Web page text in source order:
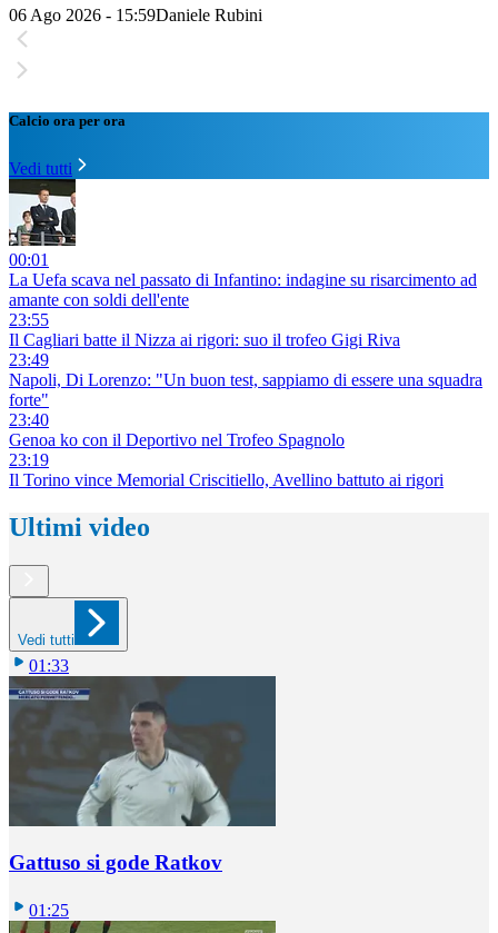
06 Ago 2026 - 15:59Daniele Rubini
Calcio ora per ora
Vedi tutti
00:01
La Uefa scava nel passato di Infantino: indagine su risarcimento ad
amante con soldi dell'ente
23:55
Il Cagliari batte il Nizza ai rigori: suo il trofeo Gigi Riva
23:49
Napoli, Di Lorenzo: "Un buon test, sappiamo di essere una squadra
forte"
23:40
Genoa ko con il Deportivo nel Trofeo Spagnolo
23:19
Il Torino vince Memorial Criscitiello, Avellino battuto ai rigori
Ultimi video
Vedi tutti
01:33
Gattuso si gode Ratkov
01:25